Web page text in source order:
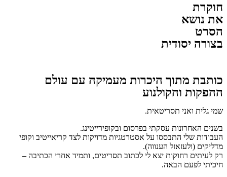
חוקרת
את נושא
הסרט
בצורה יסודית
כותבת מתוך היכרות מעמיקה עם עולם
ההפקות והקולנוע
שמי גלית ואני תסריטאית.
בשנים האחרונות עסקתי בפרסום ובקופירייטינג.
העבודות שלי התבססו על אסטרטגיות מדויקות לצד קריאייטיב וקופי
מדליקים (ולעזאזל הענווה).
רק לעיתים רחוקות יצא לי לכתוב תסריטים, ותמיד אחרי הכתיבה –
חיכיתי לפעם הבאה.